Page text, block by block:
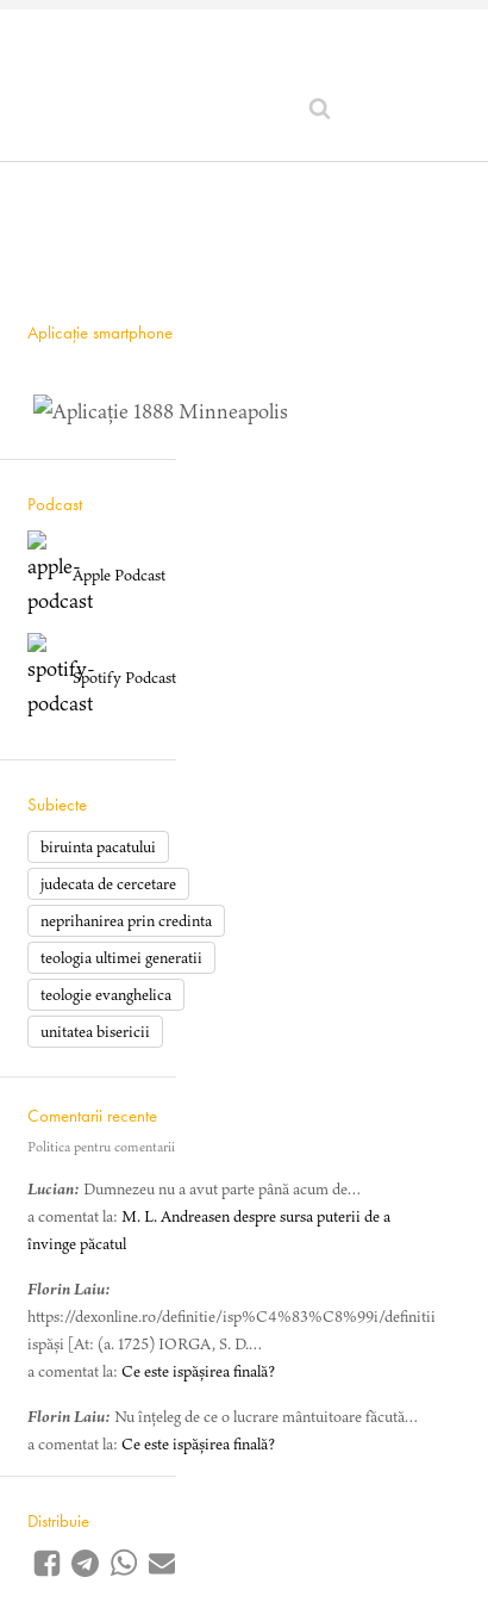
Aplicație smartphone
Podcast
Apple Podcast
Spotify Podcast
Subiecte
biruinta pacatului
judecata de cercetare
neprihanirea prin credinta
teologia ultimei generatii
teologie evanghelica
unitatea bisericii
Comentarii recente
Politica pentru comentarii
Lucian: Dumnezeu nu a avut parte până acum de…
a comentat la:M. L. Andreasen despre sursa puterii de a
învinge păcatul
Florin Laiu:
https://dexonline.ro/definitie/isp%C4%83%C8%99i/definitii
ispăși [At: (a. 1725) IORGA, S. D.…
a comentat la:Ce este ispășirea finală?
Florin Laiu:Nu înțeleg de ce o lucrare mântuitoare făcută…
a comentat la:Ce este ispășirea finală?
Distribuie